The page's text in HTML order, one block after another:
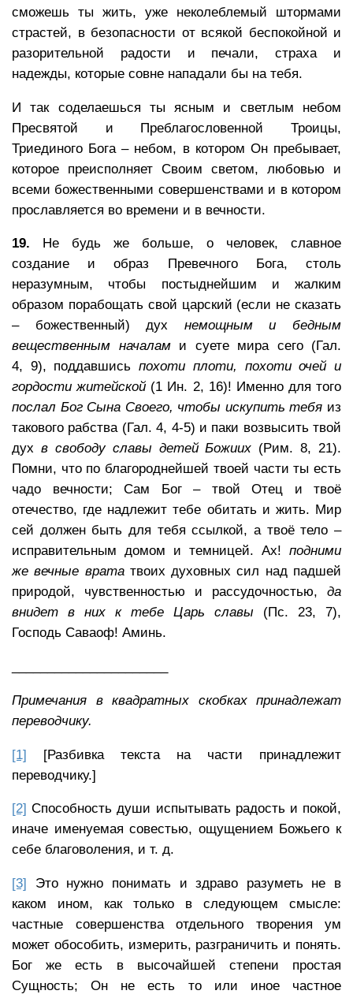
сможешь ты жить, уже неколеблемый штормами
страстей, в безопасности от всякой беспокойной и
разорительной радости и печали, страха и
надежды, которые совне нападали бы на тебя.
И так соделаешься ты ясным и светлым небом
Пресвятой и Преблагословенной Троицы,
Триединого Бога – небом, в котором Он пребывает,
которое преисполняет Своим светом, любовью и
всеми божественными совершенствами и в котором
прославляется во времени и в вечности.
19. Не будь же больше, о человек, славное
создание и образ Превечного Бога, столь
неразумным, чтобы постыднейшим и жалким
образом порабощать свой царский (если не сказать
– божественный) дух немощным и бедным
вещественным началами суете мира сего (Гал.
4, 9), поддавшисьпохоти плоти, похоти очей и
гордости житейской (1 Ин. 2, 16)! Именно для того
послал Бог Сына Своего, чтобы искупить тебя из
такового рабства (Гал. 4, 4-5) и паки возвысить твой
дух в свободу славы детей Божиих (Рим. 8, 21).
Помни, что по благороднейшей твоей части ты есть
чадо вечности; Сам Бог – твой Отец и твоё
отечество, где надлежит тебе обитать и жить. Мир
сей должен быть для тебя ссылкой, а твоё тело –
исправительным домом и темницей. Ах! подними
же вечные врататвоих духовных сил над падшей
природой, чувственностью и рассудочностью, да
внидет в них к тебе Царь славы (Пс. 23, 7),
Господь Саваоф! Аминь.
Примечания в квадратных скобках принадлежат
переводчику.
[1] [Разбивка текста на части принадлежит
переводчику.]
[2] Способность души испытывать радость и покой,
иначе именуемая совестью, ощущением Божьего к
себе благоволения, и т. д.
[3] Это нужно понимать и здраво разуметь не в
каком ином, как только в следующем смысле:
частные совершенства отдельного творения ум
может обособить, измерить, разграничить и понять.
Бог же есть в высочайшей степени простая
Сущность; Он не есть то или иное частное